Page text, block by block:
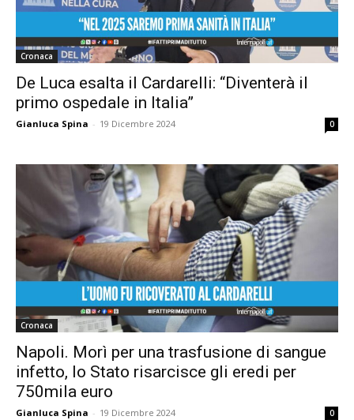
Cronaca
De Luca esalta il Cardarelli: “Diventerà il
primo ospedale in Italia”
Gianluca Spina - 19 Dicembre 2024 0
Cronaca
Napoli. Morì per una trasfusione di sangue
infetto, lo Stato risarcisce gli eredi per
750mila euro
Gianluca Spina - 19 Dicembre 2024 0